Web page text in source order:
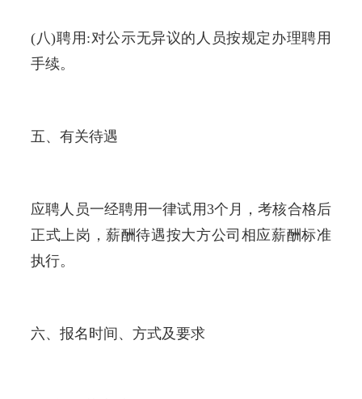
(八)聘用:对公示无异议的人员按规定办理聘用
手续。
五、有关待遇
应聘人员一经聘用一律试用3个月，考核合格后
正式上岗，薪酬待遇按大方公司相应薪酬标准
执行。
六、报名时间、方式及要求